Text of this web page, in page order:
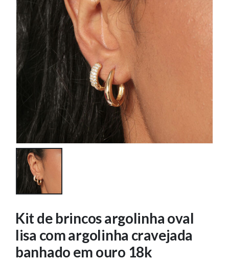
Kit de brincos argolinha oval
lisa com argolinha cravejada
banhado em ouro 18k